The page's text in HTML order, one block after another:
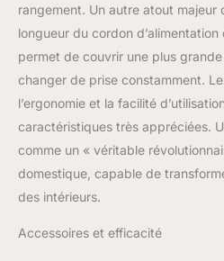
pour
ne
cm
rangement. Un autre atout majeur
longueur du cordon
permet de couvrir une plus
changer de prise constamment.
l’ergonomie et la facilité
caractéristiques très appréciées.
comme un « véritable
domestique, capable de
des intérieurs.
Accessoires et efficacité